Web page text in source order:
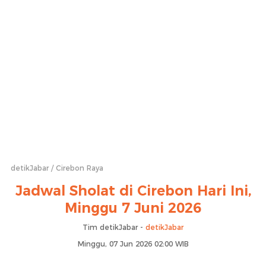
detikJabar Cirebon Raya
Jadwal Sholat di Cirebon Hari Ini,
Minggu 7 Juni 2026
Tim detikJabar - detikJabar
Minggu, 07 Jun 2026 02:00 WIB